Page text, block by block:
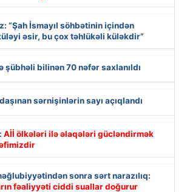
“Şah İsmayıl söhbətinin içindən
əsir, bu çox təhlükəli küləkdir”
şübhəli bilinən 70 nəfər saxlanıldı
sərnişinlərin sayı açıqlandı
Aİİ ölkələri ilə əlaqələri gücləndirmək
sonra sərt narazılıq:
fəaliyyəti ciddi suallar doğurur